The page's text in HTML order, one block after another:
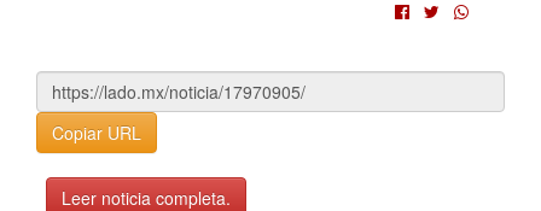
Copiar URL
Leer noticia completa.